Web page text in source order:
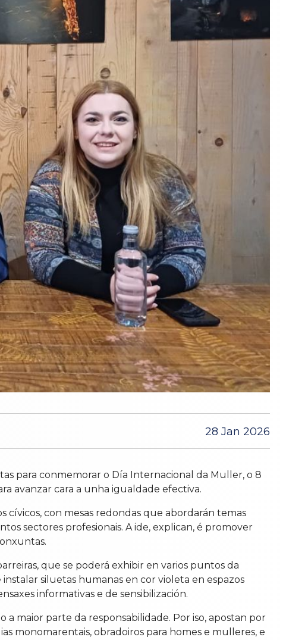
28 Jan 2026
para conmemorar o Día Internacional da Muller, o 8
avanzar cara a unha igualdade efectiva.
cívicos, con mesas redondas que abordarán temas
sectores profesionais. A ide, explican, é promover
que se poderá exhibir en varios puntos da
siluetas humanas en cor violeta en espazos
informativas e de sensibilización.
maior parte da responsabilidade. Por iso, apostan por
monomarentais, obradoiros para homes e mulleres, e